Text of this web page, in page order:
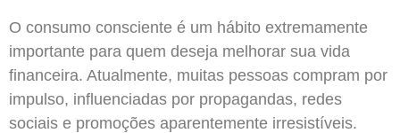
O consumo consciente é um hábito extremamente
importante para quem deseja melhorar sua vida
financeira. Atualmente, muitas pessoas compram por
impulso, influenciadas por propagandas, redes
sociais e promoções aparentemente irresistíveis.